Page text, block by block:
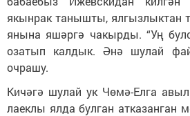
якынрак танышты, ялгызлыктан
янына яшәргә чакырды. “Уң
озатып калдык. Әнә шулай
очрашу.
Кичәгә шулай ук Чөмә-Елга
лаеклы ялда булган атказанган